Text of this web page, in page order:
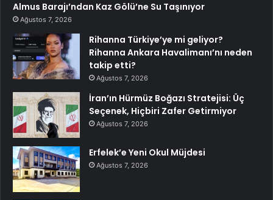
Almus Barajı’ndan Kaz Gölü’ne Su Taşınıyor
Ağustos 7, 2026
Rihanna Türkiye’ye mi geliyor?
Rihanna Ankara Havalimanı’nı neden
takip etti?
Ağustos 7, 2026
İran’ın Hürmüz Boğazı Stratejisi: Üç
Seçenek, Hiçbiri Zafer Getirmiyor
Ağustos 7, 2026
Erfelek’e Yeni Okul Müjdesi
Ağustos 7, 2026